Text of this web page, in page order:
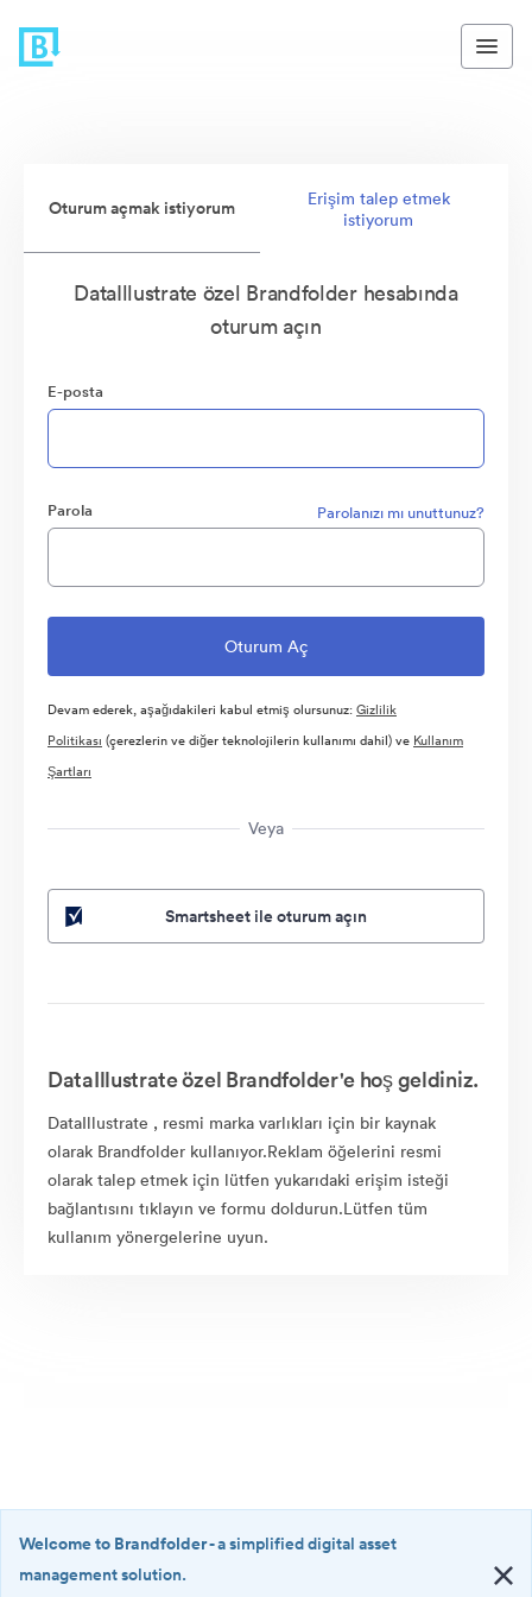
Oturum açmak istiyorum
Erişim talep etmek
istiyorum
DataIllustrate özel Brandfolder hesabında
oturum açın
E-posta
Parola Parolanızı mı unuttunuz?
Devam ederek, aşağıdakileri kabul etmiş olursunuz:Gizlilik
Politikası (çerezlerin ve diğer teknolojilerin kullanımı dahil) ve Kullanım
Şartları
Veya
Smartsheet ile oturum açın
DataIllustrate özel Brandfolder'e hoş geldiniz.
DataIllustrate , resmi marka varlıkları için bir kaynak
olarak Brandfolder kullanıyor.Reklam öğelerini resmi
olarak talep etmek için lütfen yukarıdaki erişim isteği
bağlantısını tıklayın ve formu doldurun.Lütfen tüm
kullanım yönergelerine uyun.
Welcome to Brandfolder- a simplified digital asset
management solution.